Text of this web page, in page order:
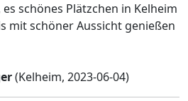
schönes Plätzchen in Kelheim
mit schöner Aussicht genießen
(Kelheim, 2023-06-04)